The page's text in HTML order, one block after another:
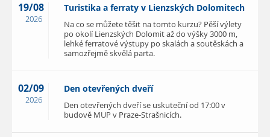
19/08
2026
Turistika a ferraty v Lienzských Dolomitech
Na co se můžete těšit na tomto kurzu? Pěší výlety
po okolí Lienzských Dolomit až do výšky 3000 m,
lehké ferratové výstupy po skalách a soutěskách a
samozřejmě skvělá parta.
02/09
2026
Den otevřených dveří
Den otevřených dveří se uskuteční od 17:00 v
budově MUP v Praze-Strašnicích.